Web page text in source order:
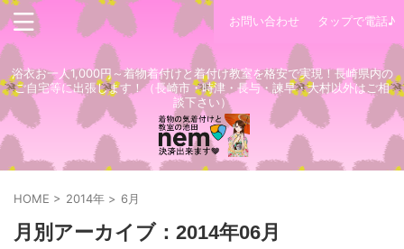
お問い合わせ タップで電話♪
浴衣お一人1,000円～着物着付けと着付け教室を格安で実現！長崎県内の
ご自宅等に出張します！（長崎市・時津・長与・諫早・大村以外はご相
談下さい）
HOME > 2014年 > 6月
月別アーカイブ：2014年06月